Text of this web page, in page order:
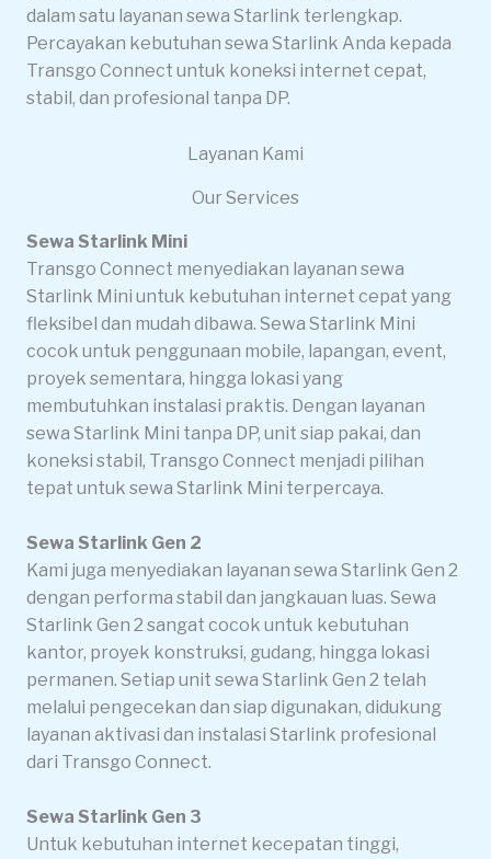
dalam satu layanan sewa Starlink terlengkap.
Percayakan kebutuhan sewa Starlink Anda kepada
Transgo Connect untuk koneksi internet cepat,
stabil, dan profesional tanpa DP.
Layanan Kami
Our Services
Sewa Starlink Mini
Transgo Connect menyediakan layanan sewa
Starlink Mini untuk kebutuhan internet cepat yang
fleksibel dan mudah dibawa. Sewa Starlink Mini
cocok untuk penggunaan mobile, lapangan, event,
proyek sementara, hingga lokasi yang
membutuhkan instalasi praktis. Dengan layanan
sewa Starlink Mini tanpa DP, unit siap pakai, dan
koneksi stabil, Transgo Connect menjadi pilihan
tepat untuk sewa Starlink Mini terpercaya.
Sewa Starlink Gen 2
Kami juga menyediakan layanan sewa Starlink Gen 2
dengan performa stabil dan jangkauan luas. Sewa
Starlink Gen 2 sangat cocok untuk kebutuhan
kantor, proyek konstruksi, gudang, hingga lokasi
permanen. Setiap unit sewa Starlink Gen 2 telah
melalui pengecekan dan siap digunakan, didukung
layanan aktivasi dan instalasi Starlink profesional
dari Transgo Connect.
Sewa Starlink Gen 3
Untuk kebutuhan internet kecepatan tinggi,